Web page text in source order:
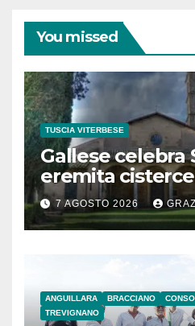
You missed
TUSCIA VITERBESE
Gallese celebra
eremita
secolo
7 AGOSTO 2026
ANGUILLARA BRACCIANO
TREVIGNANO